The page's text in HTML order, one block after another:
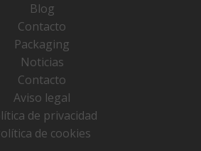
Blog
Contacto
Packaging
Noticias
Contacto
Aviso legal
de privacidad
de cookies